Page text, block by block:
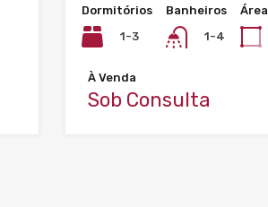
Dormitórios
1-3
Banheiros
1-4
Área
À Venda
Sob Consulta